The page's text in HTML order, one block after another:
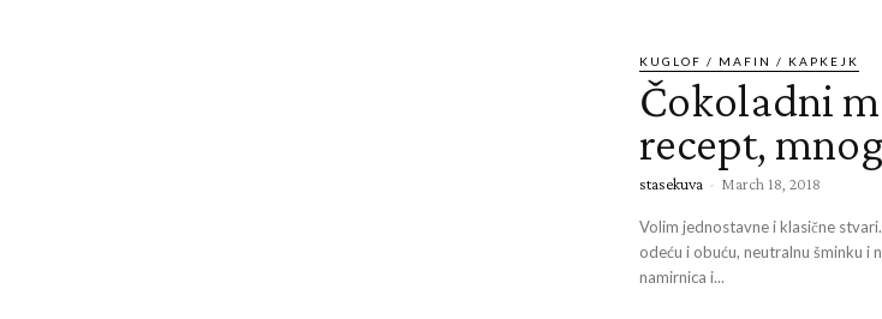
KUGLOF / MAFIN / KAPKEJK
Čokoladni
recept,
stasekuva - March 18, 2018
Volim jednostavne i klasične
odeću i obuću, neutralnu šminku i
namirnica i...